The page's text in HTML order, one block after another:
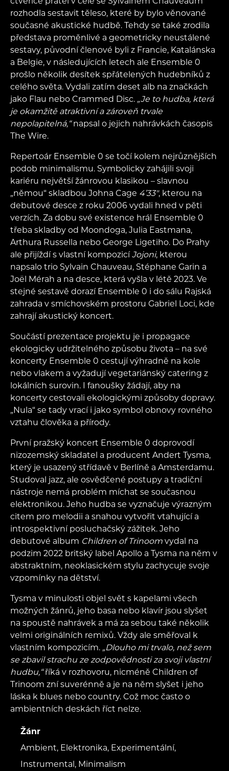
rozhodla sestavit těleso, které by bylo věnované
současné akustické hudbě. Tehdy se také zrodila
představa proměnlivé a geometricky neustálené
sestavy, původní členové byli z Francie, Katalánska
a Belgie, v následujících letech ale Ensemble 0
prošlo několik desítek spřátelených hudebníků z
celého světa. Vydali zatím deset alb na značkách
jako Flau nebo Crammed Disc. „Je to hudba, která
je okamžitě atraktivní a zároveň trvale
nepolapitelná,“napsal o jejich nahrávkách časopis
The Wire.
Repertoár Ensemble 0 se točí kolem nejrůznějších
podob minimalismu. Symbolicky zahájili svoji
kariéru největší žánrovou klasikou – slavnou
„němou“ skladbou Johna Cage 4’33", kterou na
debutové desce z roku 2006 vydali hned v pěti
verzích. Za dobu své existence hrál Ensemble 0
třeba skladby od Moondoga, Julia Eastmana,
Arthura Russella nebo George Ligetiho. Do Prahy
ale přijíždí s vlastní kompozicíJojoni, kterou
napsalo trio Sylvain Chauveau, Stéphane Garin a
Joël Mérah a na desce, která vyšla v létě 2023. Ve
stejné sestavě dorazí Ensemble 0 i do sálu Rajská
zahrada v smíchovském prostoru Gabriel Loci, kde
zahrají akustický koncert.
Součástí prezentace projektu je i propagace
ekologicky udržitelného způsobu života – na své
koncerty Ensemble 0 cestují výhradně na kole
nebo vlakem a vyžadují vegetariánský catering z
lokálních surovin. I fanoušky žádají, aby na
koncerty cestovali ekologickými způsoby dopravy.
„Nula“ se tady vrací i jako symbol obnovy rovného
vztahu člověka a přírody.
První pražský koncert Ensemble 0 doprovodí
nizozemský skladatel a producent Andert Tysma,
který je usazený střídavě v Berlíně a Amsterdamu.
Studoval jazz, ale osvědčené postupy a tradiční
nástroje nemá problém míchat se současnou
elektronikou. Jeho hudba se vyznačuje výrazným
citem pro melodii a snahou vytvořit vtahující a
introspektivní posluchačský zážitek. Jeho
debutové album Children of Trinoom vydal na
podzim 2022 britský label Apollo a Tysma na něm v
abstraktním, neoklasickém stylu zachycuje svoje
vzpomínky na dětství.
Tysma v minulosti objel svět s kapelami všech
možných žánrů, jeho basa nebo klavír jsou slyšet
na spoustě nahrávek a má za sebou také několik
velmi originálních remixů. Vždy ale směřoval k
vlastním kompozicím. „Dlouho mi trvalo, než sem
se zbavil strachu ze zodpovědnosti za svoji vlastní
hudbu,“říká v rozhovoru, nicméně Children of
Trinoom zní suverénně a je na něm slyšet i jeho
láska k blues nebo country. Což moc často o
ambientních deskách říct nelze.
Žánr
Ambient, Elektronika, Experimentální,
Instrumental, Minimalism